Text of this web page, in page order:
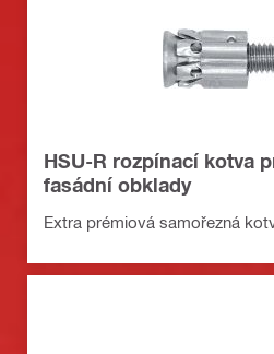
HSU-R rozpínací kotva
fasádní obklady
Extra prémiová samořezná